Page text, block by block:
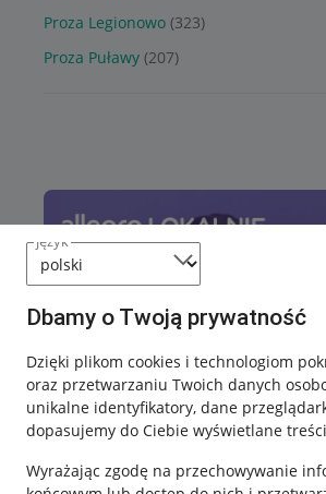
język
Dbamy o Twoją prywatność
Dzięki plikom cookies i technologiom
oraz przetwarzaniu Twoich danych
unikalne identyfikatory, dane
dopasujemy do Ciebie wyświetlane
Wyrażając zgodę na przechowywanie
Proza Legionowo (323)
Proza Puławy (207)